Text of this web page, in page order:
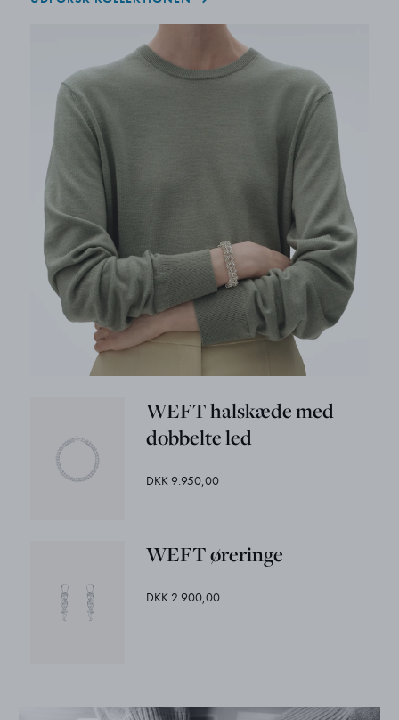
WEFT halskæde med
dobbelte led
DKK 9.950,00
WEFT øreringe
DKK 2.900,00